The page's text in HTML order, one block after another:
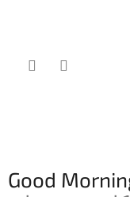
Good